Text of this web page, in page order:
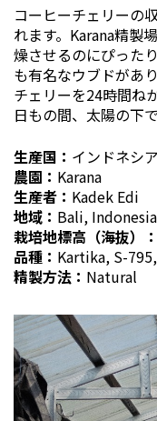
コーヒーチェリーの
れます。Karana精製
燥させるのにぴった
も有名なウブドがあ
チェリーを24時間ね
日もの間、太陽の下
生産国： インドネシア
農園： Karana
生産者： Kadek Edi
地域： Bali, Indonesia
栽培地標高（海抜）：
品種： Kartika, S-
精製方法： Natural